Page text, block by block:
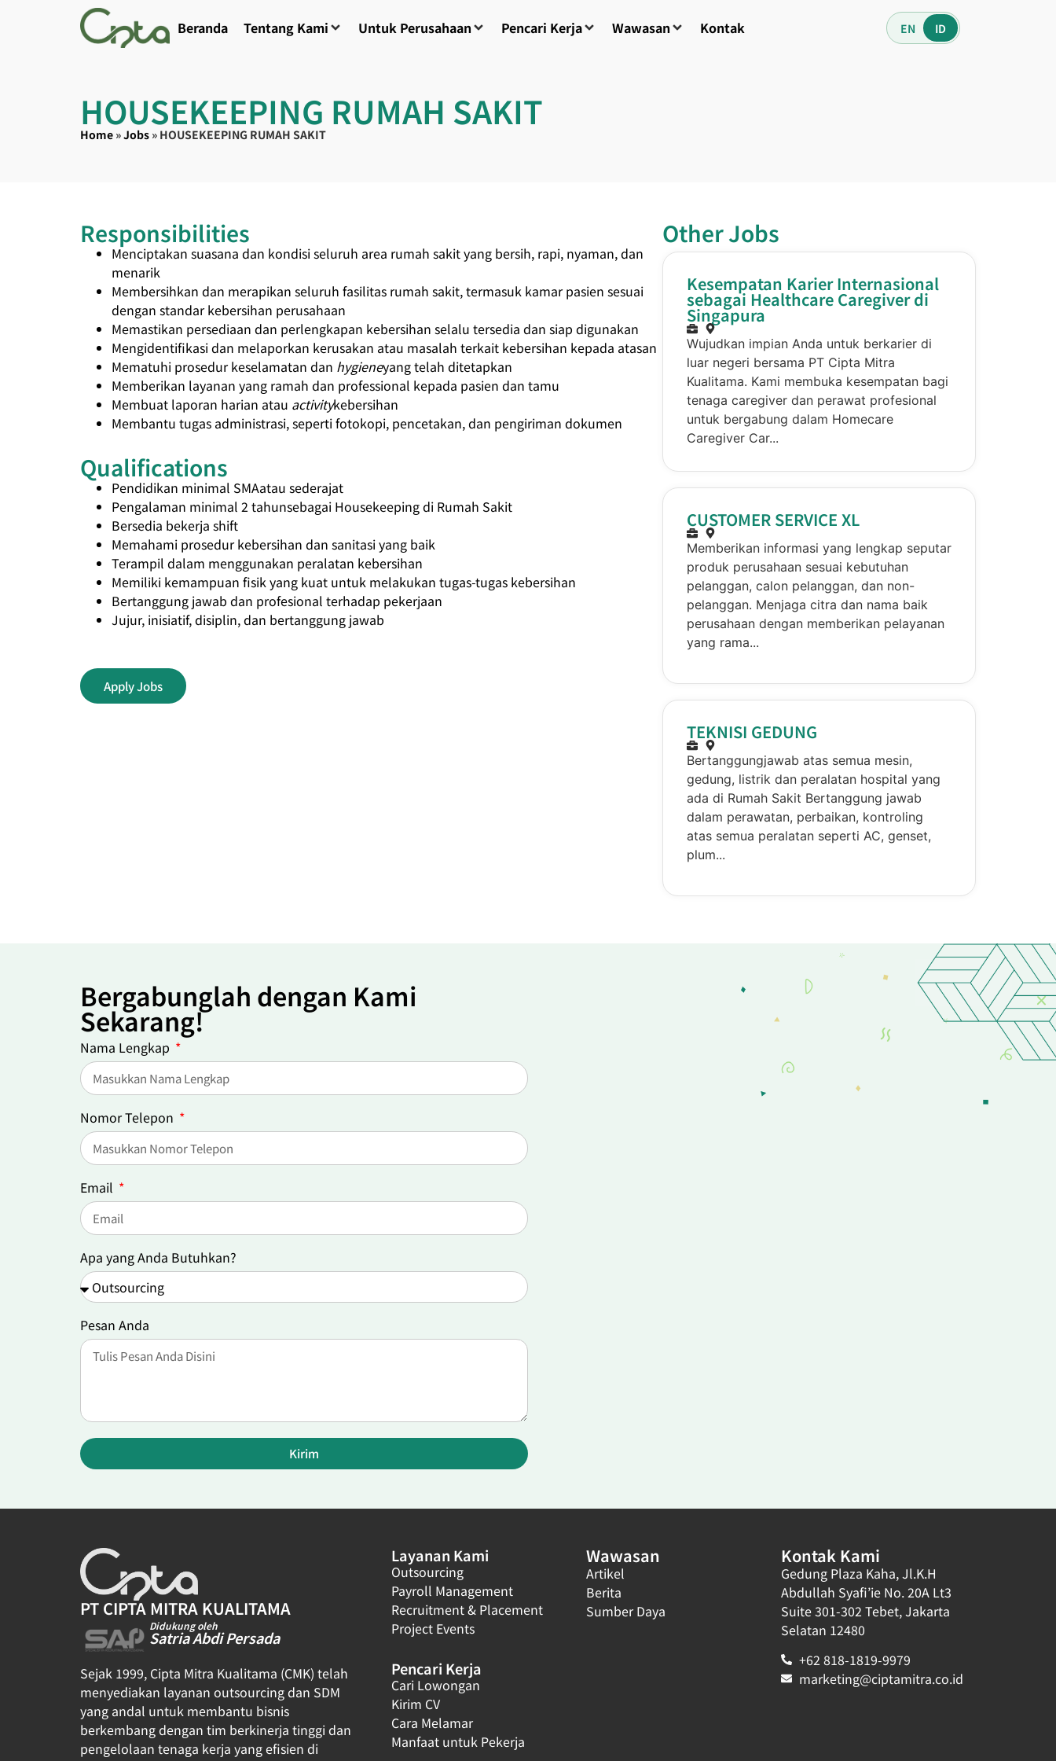
Beranda Tentang Kami Untuk Perusahaan Pencari Kerja Wawasan Kontak EN ID
HOUSEKEEPING RUMAH SAKIT
Home »Jobs » HOUSEKEEPING RUMAH SAKIT
Responsibilities
Menciptakan suasana dan kondisi seluruh area rumah sakit yang bersih, rapi, nyaman, dan
menarik
Membersihkan dan merapikan seluruh fasilitas rumah sakit, termasuk kamar pasien sesuai
dengan standar kebersihan perusahaan
Memastikan persediaan dan perlengkapan kebersihan selalu tersedia dan siap digunakan
Mengidentifikasi dan melaporkan kerusakan atau masalah terkait kebersihan kepada atasan
Mematuhi prosedur keselamatan dan hygieneyang telah ditetapkan
Memberikan layanan yang ramah dan professional kepada pasien dan tamu
Membuat laporan harian atau activitykebersihan
Membantu tugas administrasi, seperti fotokopi, pencetakan, dan pengiriman dokumen
Qualifications
Pendidikan minimal SMAatau sederajat
Pengalaman minimal 2 tahunsebagai Housekeeping di Rumah Sakit
Bersedia bekerja shift
Memahami prosedur kebersihan dan sanitasi yang baik
Terampil dalam menggunakan peralatan kebersihan
Memiliki kemampuan fisik yang kuat untuk melakukan tugas-tugas kebersihan
Bertanggung jawab dan profesional terhadap pekerjaan
Jujur, inisiatif, disiplin, dan bertanggung jawab
Apply Jobs
Other Jobs
Kesempatan Karier Internasional
sebagai Healthcare Caregiver di
Singapura
Wujudkan impian Anda untuk berkarier di
luar negeri bersama PT Cipta Mitra
Kualitama. Kami membuka kesempatan bagi
tenaga caregiver dan perawat profesional
untuk bergabung dalam Homecare
Caregiver Car...
CUSTOMER SERVICE XL
Memberikan informasi yang lengkap seputar
produk perusahaan sesuai kebutuhan
pelanggan, calon pelanggan, dan non-
pelanggan. Menjaga citra dan nama baik
perusahaan dengan memberikan pelayanan
yang rama...
TEKNISI GEDUNG
Bertanggungjawab atas semua mesin,
gedung, listrik dan peralatan hospital yang
ada di Rumah Sakit Bertanggung jawab
dalam perawatan, perbaikan, kontroling
atas semua peralatan seperti AC, genset,
plum...
Bergabunglah dengan Kami
Sekarang!
Nama Lengkap
Nomor Telepon
Email
Apa yang Anda Butuhkan?
Pesan Anda
Kirim
PT CIPTA MITRA KUALITAMA
Didukung oleh
Satria Abdi Persada
Sejak 1999, Cipta Mitra Kualitama (CMK) telah
menyediakan layanan outsourcing dan SDM
yang andal untuk membantu bisnis
berkembang dengan tim berkinerja tinggi dan
pengelolaan tenaga kerja yang efisien di
Layanan Kami
Outsourcing
Payroll Management
Recruitment & Placement
Project Events
Pencari Kerja
Cari Lowongan
Kirim CV
Cara Melamar
Manfaat untuk Pekerja
Wawasan
Artikel
Berita
Sumber Daya
Kontak Kami
Gedung Plaza Kaha, Jl.K.H
Abdullah Syafi’ie No. 20A Lt3
Suite 301-302 Tebet, Jakarta
Selatan 12480
+62 818-1819-9979
marketing@ciptamitra.co.id